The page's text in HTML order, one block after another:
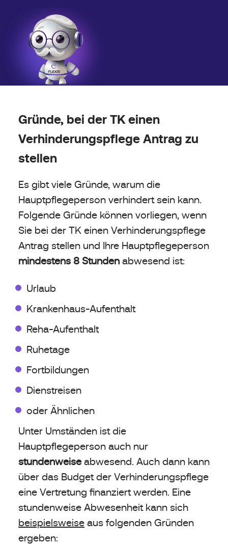
Gründe, bei der TK einen
Verhinderungspflege Antrag zu
stellen
Es gibt viele Gründe, warum die
Hauptpflegeperson verhindert sein kann.
Folgende Gründe können vorliegen, wenn
Sie bei der TK einen Verhinderungspflege
Antrag stellen und Ihre Hauptpflegeperson
mindestens 8 Stunden abwesend ist:
Urlaub
Krankenhaus-Aufenthalt
Reha-Aufenthalt
Ruhetage
Fortbildungen
Dienstreisen
oder Ähnlichen
Unter Umständen ist die
Hauptpflegeperson auch nur
stundenweiseabwesend. Auch dann kann
über das Budget der Verhinderungspflege
eine Vertretung finanziert werden. Eine
stundenweise Abwesenheit kann sich
beispielsweise aus folgenden Gründen
ergeben: